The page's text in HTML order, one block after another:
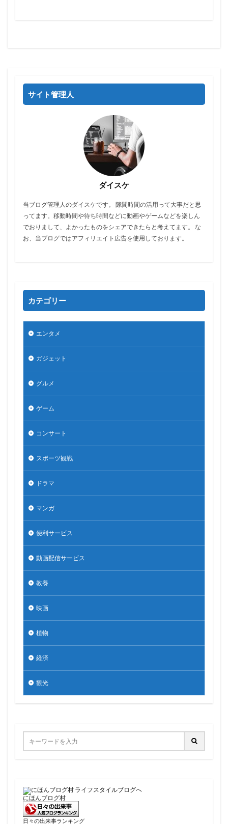
サイト管理人
ダイスケ
当ブログ管理人のダイスケです。 隙間時間の活用って大事だと思
ってます。移動時間や待ち時間などに動画やゲームなどを楽しん
でおりまして、よかったものをシェアできたらと考えてます。 な
お、当ブログではアフィリエイト広告を使用しております。
カテゴリー
エンタメ
ガジェット
グルメ
ゲーム
コンサート
スポーツ観戦
ドラマ
マンガ
便利サービス
動画配信サービス
教養
映画
植物
経済
観光
にほんブログ村
日々の出来事ランキング